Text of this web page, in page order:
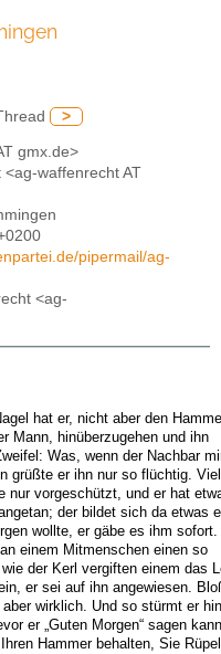
>
gmx.de>
<ag-waffenrecht AT
pipermail/ag-
<ag-
hat er, nicht aber den
Mann, hinüberzugehen und ihn
Was, wenn der Nachbar
grüßte er ihn nur so flüchtig.
nur vorgeschützt, und er hat
der bildet sich da etwas
wollte, er gäbe es ihm sofort.
einem Mitmenschen einen so
der Kerl vergiften einem das
er sei auf ihn angewiesen.
wirklich. Und so stürmt er
er „Guten Morgen“ sagen
Hammer behalten, Sie